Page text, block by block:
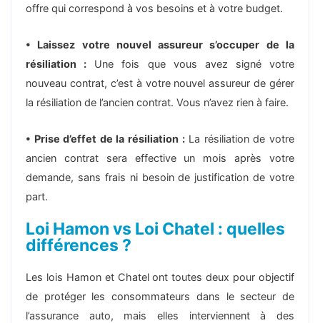
offre qui correspond à vos besoins et à votre budget.
• Laissez votre nouvel assureur s’occuper de la
résiliation : Une fois que vous avez signé votre
nouveau contrat, c’est à votre nouvel assureur de gérer
la résiliation de l’ancien contrat. Vous n’avez rien à faire.
• Prise d’effet de la résiliation :La résiliation de votre
ancien contrat sera effective un mois après votre
demande, sans frais ni besoin de justification de votre
part.
Loi Hamon vs Loi Chatel : quelles
différences ?
Les lois Hamon et Chatel ont toutes deux pour objectif
de protéger les consommateurs dans le secteur de
l’assurance auto, mais elles interviennent à des